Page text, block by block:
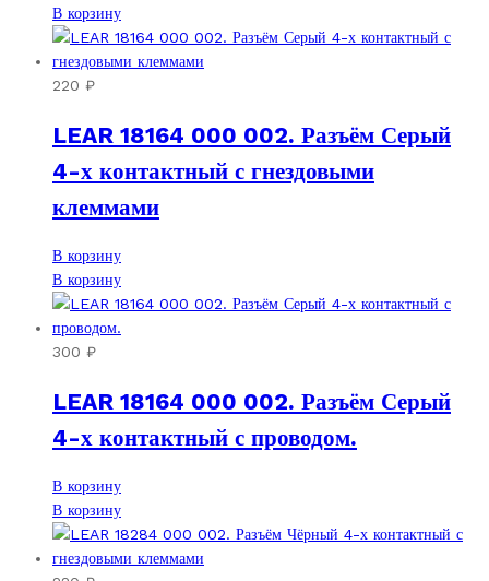
В корзину
220 ₽
LEAR 18164 000 002. Разъём Серый
4-х контактный с гнездовыми
клеммами
В корзину
В корзину
300 ₽
LEAR 18164 000 002. Разъём Серый
4-х контактный с проводом.
В корзину
В корзину